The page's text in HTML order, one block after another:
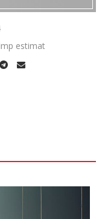
estimat